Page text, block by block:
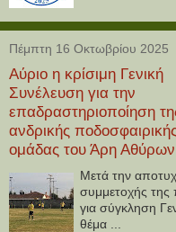
Πέμπτη 16 Οκτωβρίου 2025
Αύριο η κρίσιμη Γενική
Συνέλευση για την
επαδραστηριοποίηση
ανδρικής ποδοσφαιρικής
ομάδας του Άρη Αθύρων
Μετά την
συμμετοχής
για σύγκληση
θέμα ...